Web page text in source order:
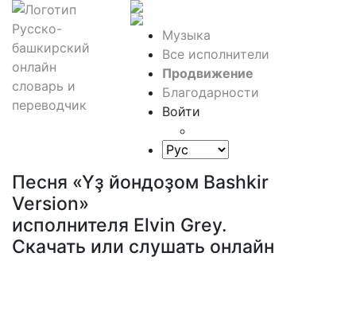
Музыка
Все исполнители
Продвижение
Благодарности
Войти
Песня «Үҙ йондоҙом Bashkir
Version»
исполнителя Elvin Grey.
Скачать или слушать онлайн